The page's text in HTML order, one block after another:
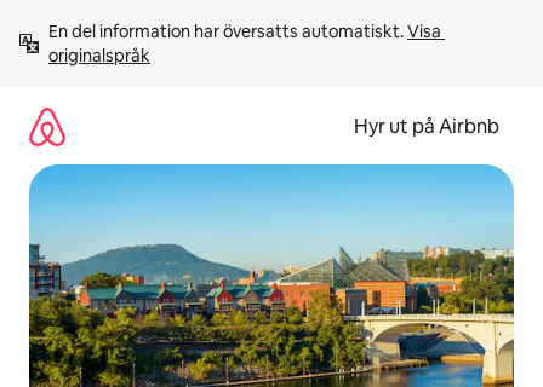
innehåll
En del information har översatts automatiskt. Visa
originalspråk
Hyr ut på Airbnb